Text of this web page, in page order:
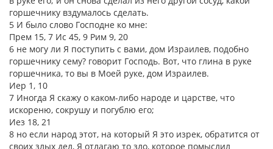
горшечнику вздумалось сделать.
5 И было слово Господне ко мне:
Прем 15, 7 Ис 45, 9 Рим 9, 20
6 не могу ли Я поступить с вами, дом Израилев, подобно
горшечнику сему? говорит Господь. Вот, что глина в руке
горшечника, то вы в Моей руке, дом Израилев.
Иер 1, 10
7 Иногда Я скажу о каком-либо народе и царстве, что
искореню, сокрушу и погублю его;
Иез 18, 21
8 но если народ этот, на который Я это изрек, обратится от
своих злых дел, Я отлагаю то зло, которое помыслил